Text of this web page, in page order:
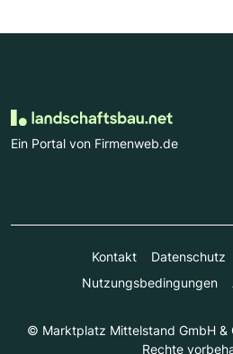
Ein Portal von Firmenweb.de
Kontakt Datenschutz
Nutzungsbedingungen
© Marktplatz Mittelstand GmbH &
Rechte